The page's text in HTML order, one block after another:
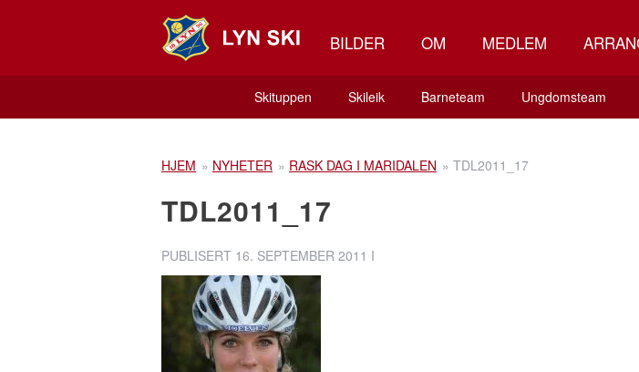
BILDER OM MEDLEM
Skituppen Skileik Barneteam Ungdomsteam
HJEM » NYHETER » RASK DAG I MARIDALEN » TDL2011_17
TDL2011_17
PUBLISERT 16. SEPTEMBER 2011 I